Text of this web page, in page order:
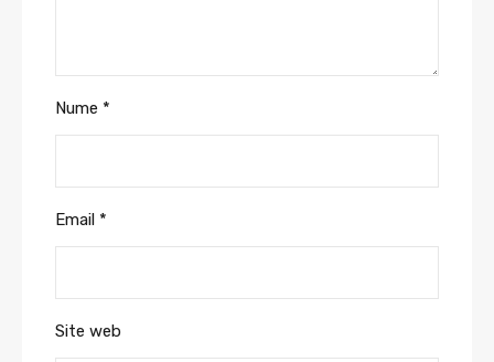
Nume *
Email *
Site web